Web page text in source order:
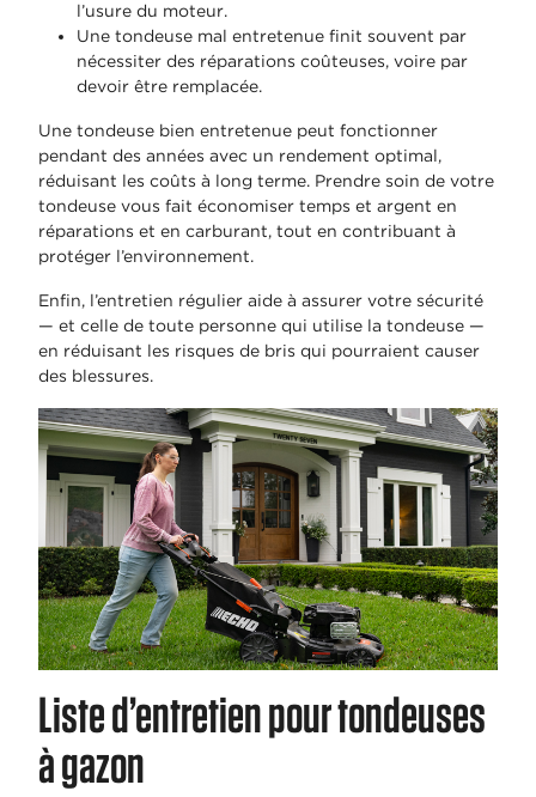
l’usure du moteur.
Une tondeuse mal entretenue finit souvent par
nécessiter des réparations coûteuses, voire par
devoir être remplacée.
Une tondeuse bien entretenue peut fonctionner
pendant des années avec un rendement optimal,
réduisant les coûts à long terme. Prendre soin de votre
tondeuse vous fait économiser temps et argent en
réparations et en carburant, tout en contribuant à
protéger l’environnement.
Enfin, l’entretien régulier aide à assurer votre sécurité
— et celle de toute personne qui utilise la tondeuse —
en réduisant les risques de bris qui pourraient causer
des blessures.
Liste d’entretien pour tondeuses
à gazon